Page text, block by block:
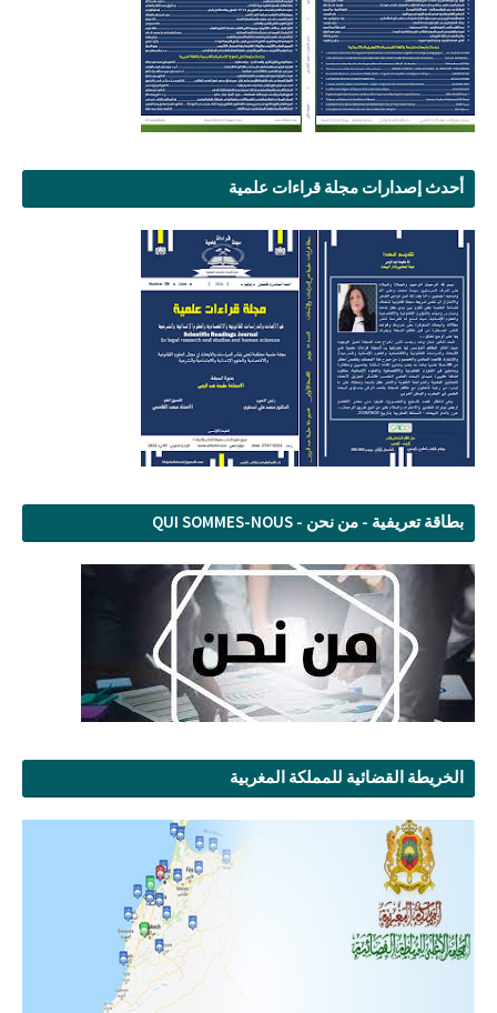
أحدث إصدارات مجلة قراءات علمية
بطاقة تعريفية - من نحن - QUI SOMMES-NOUS
الخريطة القضائية للمملكة المغربية